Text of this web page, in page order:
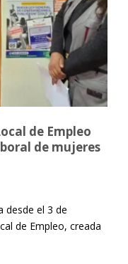
de Empleo
de mujeres
desde el 3 de
de Empleo, creada